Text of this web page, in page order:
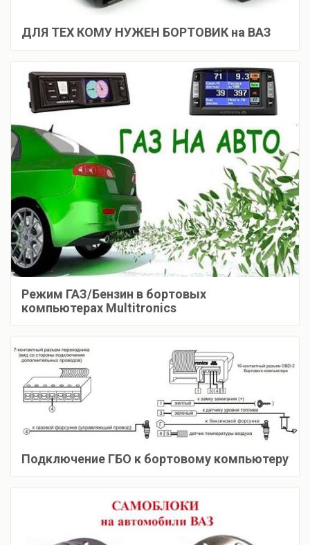
ДЛЯ ТЕХ КОМУ НУЖЕН БОРТОВИК на ВАЗ
Режим ГАЗ/Бензин в бортовых
компьютерах Multitronics
Подключение ГБО к бортовому компьютеру